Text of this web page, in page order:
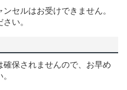
セルはお受けできません。
い。
保されませんので、お早め